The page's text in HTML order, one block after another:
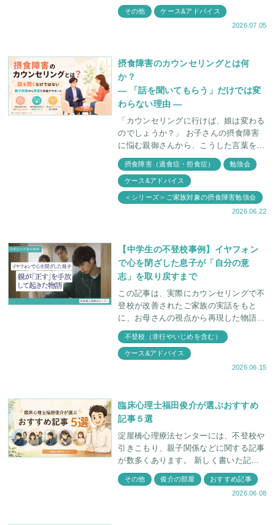
いただいたのですが、参加者の親御さん
方に不思議な共通点があったのです。
その他
ケース&アドバイス
2026.07.05
摂食障害のカウンセリングとは何
か？
― 「話を聞いてもらう」だけでは変
わらない理由 ―
「カウンセリングに行けば、娘は変わる
のでしょうか？」 お子さんの摂食障害
に悩む親御さんから、こうした言葉をよ
くいただきます。 カウンセリングとい
うと、苦しい気持ちを受け止めてもらう
場所とい
摂食障害（過食症・拒食症） 勉強会
ケース&アドバイス
＜シリーズ＞ご家族対象の摂食障害勉強会
2026.06.22
【中学生の不登校事例】イヤフォン
で心を閉ざした息子が「自分の意
志」を取り戻すまで
この記事は、実際にカウンセリングで不
登校が改善されたご家族の実話をもと
に、お母さんの視点から再現した物語に
なっています。 「食事中はイヤフォン
を取りなさい」 夫がそう言った瞬間、
ガタン
不登校（非行やいじめを含む）
ケース&アドバイス
2026.06.15
臨床心理士福田俊介が選ぶおすすめ
記事５選
淀屋橋心理療法センターには、不登校や
引きこもり、親子関係などに関する記事
が数多くあります。 新しく書いた記事
のみでなく、過去に書かれた記事もぜひ
読んでいただきたいということで、今回
その他 俊介の部屋
おすすめ記事
2026.06.08